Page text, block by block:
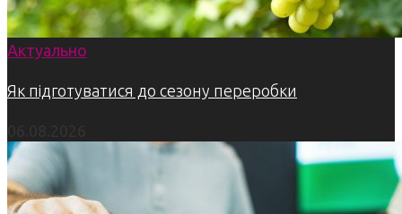
Актуально
Як підготуватися до сезону переробки